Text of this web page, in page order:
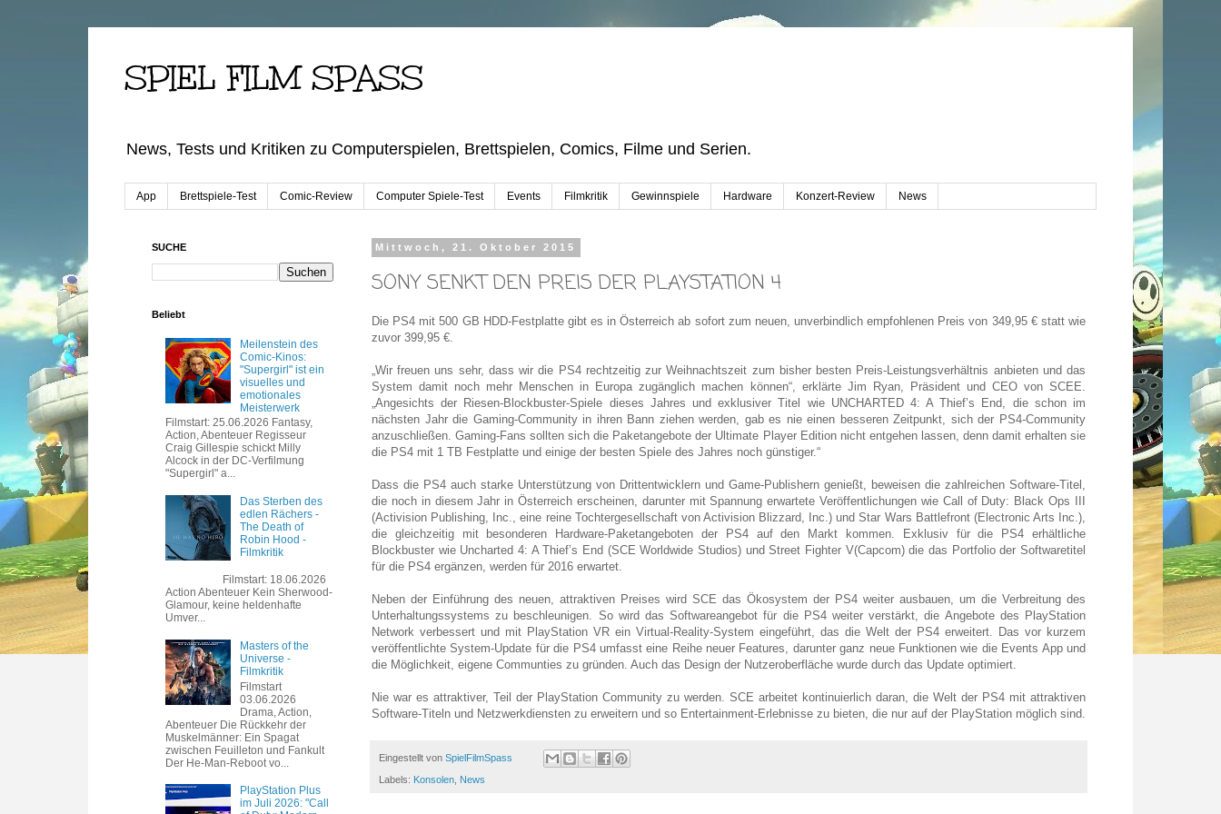
SPIEL FILM SPASS
News, Tests und Kritiken zu Computerspielen, Brettspielen, Comics, Filme und Serien.
App Brettspiele-Test Comic-Review Computer Spiele-Test Events Filmkritik Gewinnspiele Hardware Konzert-Review News
Mittwoch, 21. Oktober 2015
SONY SENKT DEN PREIS DER PLAYSTATION 4
Die PS4 mit 500 GB HDD-Festplatte gibt es in Österreich ab sofort zum neuen, unverbindlich empfohlenen Preis von 349,95 € statt wie
zuvor 399,95 €.
„Wir freuen uns sehr, dass wir die PS4 rechtzeitig zur Weihnachtszeit zum bisher besten Preis-Leistungsverhältnis anbieten und das
System damit noch mehr Menschen in Europa zugänglich machen können“, erklärte Jim Ryan, Präsident und CEO von SCEE.
„Angesichts der Riesen-Blockbuster-Spiele dieses Jahres und exklusiver Titel wie UNCHARTED 4: A Thief’s End, die schon im
nächsten Jahr die Gaming-Community in ihren Bann ziehen werden, gab es nie einen besseren Zeitpunkt, sich der PS4-Community
anzuschließen. Gaming-Fans sollten sich die Paketangebote der Ultimate Player Edition nicht entgehen lassen, denn damit erhalten sie
die PS4 mit 1 TB Festplatte und einige der besten Spiele des Jahres noch günstiger.“
Dass die PS4 auch starke Unterstützung von Drittentwicklern und Game-Publishern genießt, beweisen die zahlreichen Software-Titel,
die noch in diesem Jahr in Österreich erscheinen, darunter mit Spannung erwartete Veröffentlichungen wie Call of Duty: Black Ops III
(Activision Publishing, Inc., eine reine Tochtergesellschaft von Activision Blizzard, Inc.) und Star Wars Battlefront (Electronic Arts Inc.),
die gleichzeitig mit besonderen Hardware-Paketangeboten der PS4 auf den Markt kommen. Exklusiv für die PS4 erhältliche
Blockbuster wie Uncharted 4: A Thief’s End (SCE Worldwide Studios) und Street Fighter V(Capcom) die das Portfolio der Softwaretitel
für die PS4 ergänzen, werden für 2016 erwartet.
Neben der Einführung des neuen, attraktiven Preises wird SCE das Ökosystem der PS4 weiter ausbauen, um die Verbreitung des
Unterhaltungssystems zu beschleunigen. So wird das Softwareangebot für die PS4 weiter verstärkt, die Angebote des PlayStation
Network verbessert und mit PlayStation VR ein Virtual-Reality-System eingeführt, das die Welt der PS4 erweitert. Das vor kurzem
veröffentlichte System-Update für die PS4 umfasst eine Reihe neuer Features, darunter ganz neue Funktionen wie die Events App und
die Möglichkeit, eigene Communties zu gründen. Auch das Design der Nutzeroberfläche wurde durch das Update optimiert.
Nie war es attraktiver, Teil der PlayStation Community zu werden. SCE arbeitet kontinuierlich daran, die Welt der PS4 mit attraktiven
Software-Titeln und Netzwerkdiensten zu erweitern und so Entertainment-Erlebnisse zu bieten, die nur auf der PlayStation möglich sind.
Eingestellt von SpielFilmSpass
Labels: Konsolen, News
SUCHE
Beliebt
Meilenstein des
Comic-Kinos:
"Supergirl" ist ein
visuelles und
emotionales
Meisterwerk
Filmstart: 25.06.2026 Fantasy,
Action, Abenteuer Regisseur
Craig Gillespie schickt Milly
Alcock in der DC-Verfilmung
"Supergirl" a...
Das Sterben des
edlen Rächers -
The Death of
Robin Hood -
Filmkritik
Filmstart: 18.06.2026
Action Abenteuer Kein Sherwood-
Glamour, keine heldenhafte
Umver...
Masters of the
Universe -
Filmkritik
Filmstart
03.06.2026
Drama, Action,
Abenteuer Die Rückkehr der
Muskelmänner: Ein Spagat
zwischen Feuilleton und Fankult
Der He-Man-Reboot vo...
PlayStation Plus
im Juli 2026: "Call